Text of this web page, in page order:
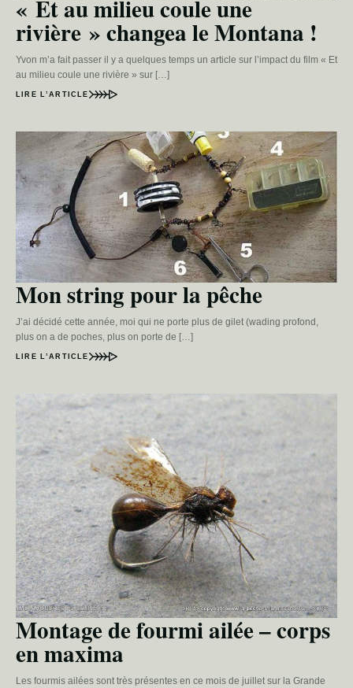
« Et au milieu coule une
rivière » changea le Montana !
Yvon m’a fait passer il y a quelques temps un article sur l’impact du film « Et
au milieu coule une rivière » sur […]
LIRE L’ARTICLE
Mon string pour la pêche
J’ai décidé cette année, moi qui ne porte plus de gilet (wading profond,
plus on a de poches, plus on porte de […]
LIRE L’ARTICLE
Montage de fourmi ailée – corps
en maxima
Les fourmis ailées sont très présentes en ce mois de juillet sur la Grande